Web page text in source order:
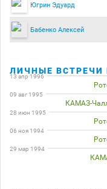
Югрин Эдуард
Бабенко Алексей
ЛИЧНЫЕ ВСТРЕЧИ
13 апр 1996
09 авг 1995
КАМАЗ-
28 июн 1995
06 ноя 1994
29 мар 1994